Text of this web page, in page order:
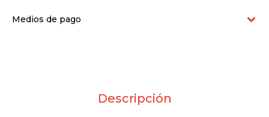
Medios de pago
Descripción